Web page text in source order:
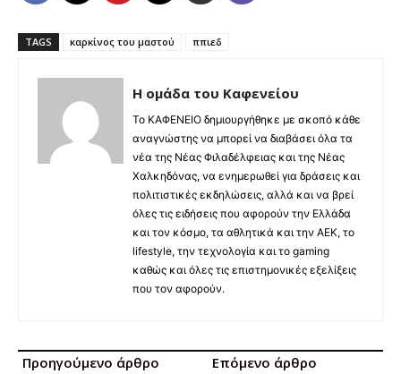
TAGS καρκίνος του μαστού ππιεδ
Η ομάδα του Καφενείου
Το ΚΑΦΕΝΕΙΟ δημιουργήθηκε με σκοπό κάθε
αναγνώστης να μπορεί να διαβάσει όλα τα
νέα της Νέας Φιλαδέλφειας και της Νέας
Χαλκηδόνας, να ενημερωθεί για δράσεις και
πολιτιστικές εκδηλώσεις, αλλά και να βρεί
όλες τις ειδήσεις που αφορούν την Ελλάδα
και τον κόσμο, τα αθλητικά και την ΑΕΚ, το
lifestyle, την τεχνολογία και το gaming
καθώς και όλες τις επιστημονικές εξελίξεις
που τον αφορούν.
Προηγούμενο άρθρο Επόμενο άρθρο